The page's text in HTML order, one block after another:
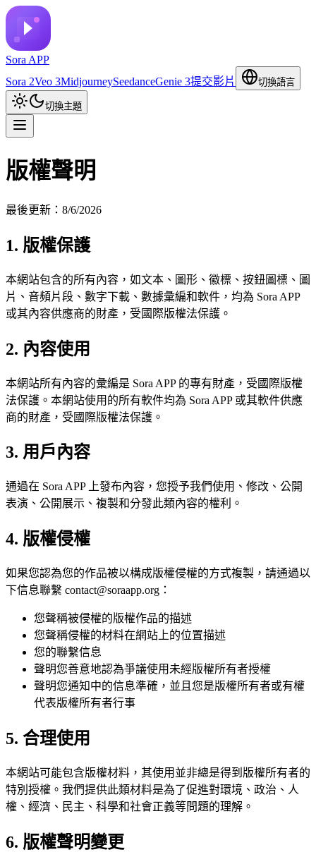
Sora APP
Sora 2Veo 3MidjourneySeedanceGenie 3提交影片 切換語言
切換主題
版權聲明
最後更新：8/6/2026
1. 版權保護
本網站包含的所有內容，如文本、圖形、徽標、按鈕圖標、圖
片、音頻片段、數字下載、數據彙編和軟件，均為 Sora APP
或其內容供應商的財產，受國際版權法保護。
2. 內容使用
本網站所有內容的彙編是 Sora APP 的專有財產，受國際版權
法保護。本網站使用的所有軟件均為 Sora APP 或其軟件供應
商的財產，受國際版權法保護。
3. 用戶內容
通過在 Sora APP 上發布內容，您授予我們使用、修改、公開
表演、公開展示、複製和分發此類內容的權利。
4. 版權侵權
如果您認為您的作品被以構成版權侵權的方式複製，請通過以
下信息聯繫 contact@soraapp.org ：
您聲稱被侵權的版權作品的描述
您聲稱侵權的材料在網站上的位置描述
您的聯繫信息
聲明您善意地認為爭議使用未經版權所有者授權
聲明您通知中的信息準確，並且您是版權所有者或有權
代表版權所有者行事
5. 合理使用
本網站可能包含版權材料，其使用並非總是得到版權所有者的
特別授權。我們提供此類材料是為了促進對環境、政治、人
權、經濟、民主、科學和社會正義等問題的理解。
6. 版權聲明變更